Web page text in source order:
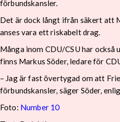
förbundskansler.
Det är dock långt ifrån säkert att
anses vara ett riskabelt drag.
Många inom CDU/CSU har
finns Markus Söder, ledare för
– Jag är fast övertygad om att
förbundskansler, säger Söder,
Foto: Number 10